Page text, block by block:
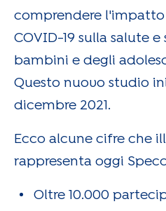
comprendere
COVID-19 sulla salute
bambini e degli
Questo nuovo studio
dicembre 2021.
Ecco alcune cifre che
rappresenta oggi
Oltre 10.000